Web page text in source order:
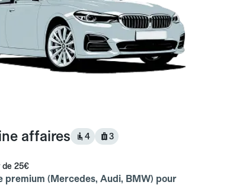
affaires 4 3
de 25€
premium (Mercedes, Audi, BMW) pour